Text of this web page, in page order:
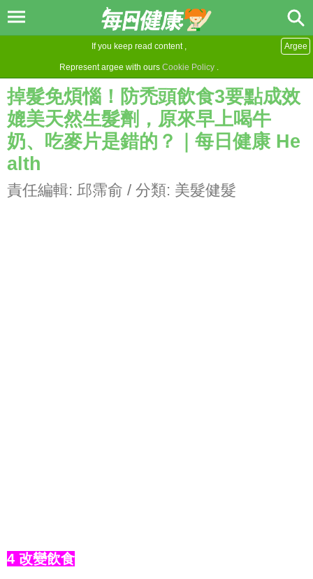
If you keep read content ,
Represent argee with ours Cookie Policy .
Argee
掉髮免煩惱！防禿頭飲食3要點成效
媲美天然生髮劑，原來早上喝牛
奶、吃麥片是錯的？｜每日健康 He
alth
責任編輯: 邱霈俞 / 分類: 美髮健髮
4 改變飲食